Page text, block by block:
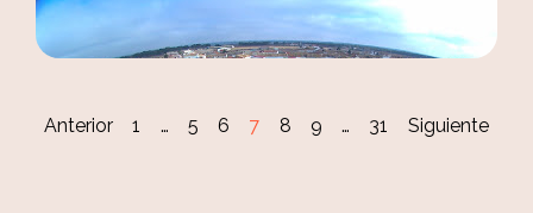
Anterior 1 … 5 6 7 8 9 … 31 Siguiente